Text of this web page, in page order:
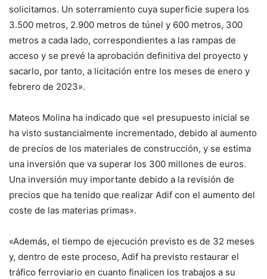
solicitamos. Un soterramiento cuya superficie supera los
3.500 metros, 2.900 metros de túnel y 600 metros, 300
metros a cada lado, correspondientes a las rampas de
acceso y se prevé la aprobación definitiva del proyecto y
sacarlo, por tanto, a licitación entre los meses de enero y
febrero de 2023».
Mateos Molina ha indicado que «el presupuesto inicial se
ha visto sustancialmente incrementado, debido al aumento
de precios de los materiales de construcción, y se estima
una inversión que va superar los 300 millones de euros.
Una inversión muy importante debido a la revisión de
precios que ha tenido que realizar Adif con el aumento del
coste de las materias primas».
«Además, el tiempo de ejecución previsto es de 32 meses
y, dentro de este proceso, Adif ha previsto restaurar el
tráfico ferroviario en cuanto finalicen los trabajos a su